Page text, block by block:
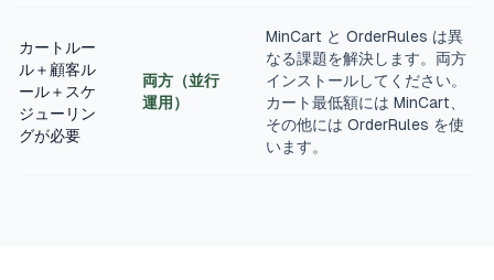
カートルー
ル＋顧客ル
ール＋スケ
ジューリン
グが必要
両方（並行
運用）
MinCart と OrderRules は異
なる課題を解決します。両方
インストールしてください。
カート最低額には MinCart、
その他には OrderRules を使
います。